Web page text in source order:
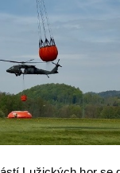
Letecká muzea
Communication app
The SAFE Guide app
práce v letectví
Inzerujte s námi
E-SHOP